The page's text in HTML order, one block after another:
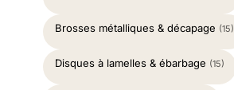
Brosses métalliques & décapage (15)
Disques à lamelles & ébarbage (15)